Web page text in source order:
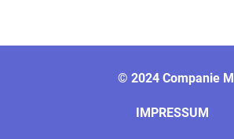
© 2024 Companie M
IMPRESSUM